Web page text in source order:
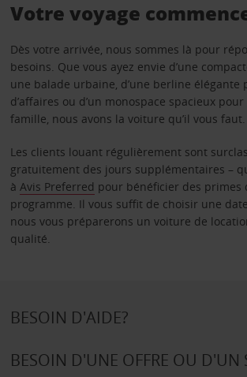
Votre voyage
Dès votre arrivée, nous sommes là pour
besoins. Que vous ayez envie d’une
une balade urbaine, d’une berline élégante
d’affaires ou d’un monospace spacieux
famille, nous avons la voiture qu’il vous faut.
Les clients louant régulièrement sont
gratuitement des jours supplémentaires –
à Avis Preferred pour bénéficier des primes
programme. Il vous suffit de choisir une
nous vous préparerons un voiture de
qualité.
BESOIN D'AIDE?
BESOIN D'UNE OFFRE OU D'UN